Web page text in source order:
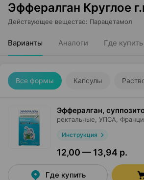
Эффералган Круглое
Действующее вещество: Парацетамол
Варианты Аналоги Где купить
Все формы Капсулы
Эффералган,
ректальные, УПСА ,
Инструкция
12,00 — 13,94 р.
Где купить